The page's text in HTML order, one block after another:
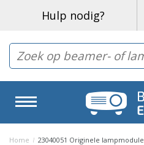
Hulp nodig?
Home / 23040051 Originele lampmodule